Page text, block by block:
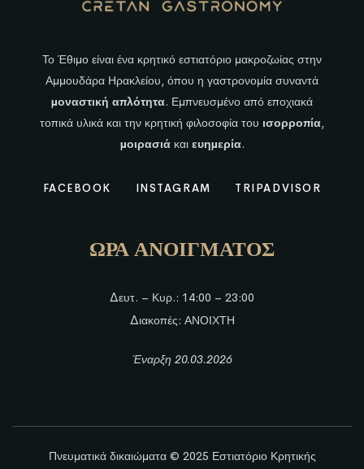
Το Έθιμο είναι ένα κρητικό εστιατόριο μακροζωίας στην
Αμμουδάρα Ηρακλείου, όπου η γαστρονομία συναντά
μοναστική απλότητα. Εμπνευσμένο από εποχιακά
τοπικά υλικά και την κρητική φιλοσοφία του ισορροπία,
μοιρασιάκαι ευημερία.
FACEBOOK INSTAGRAM TRIPADVISOR
ΩΡΑ ΑΝΟΙΓΜΑΤΟΣ
Δευτ. – Κυρ.: 14:00 – 23:00
Διακοπές: ΑΝΟΙΧΤΗ
Έναρξη 20.03.2026
Πνευματικά δικαιώματα © 2025 Εστιατόριο Κρητικής